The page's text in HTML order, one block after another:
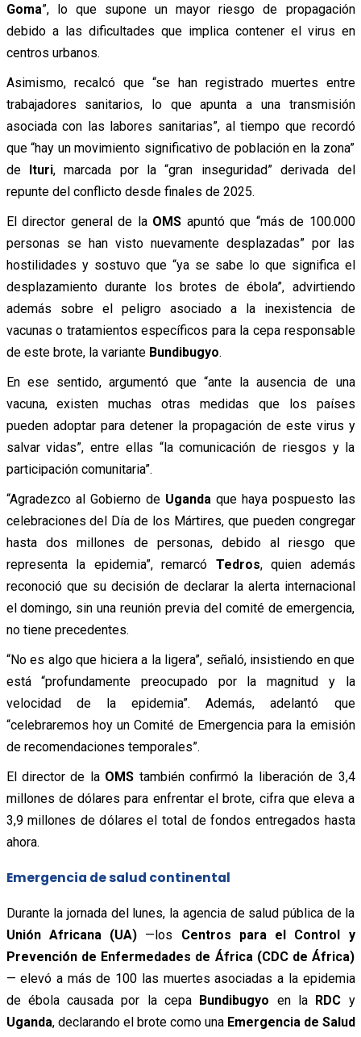
Goma”, lo que supone un mayor riesgo de propagación
debido a las dificultades que implica contener el virus en
centros urbanos.
Asimismo, recalcó que “se han registrado muertes entre
trabajadores sanitarios, lo que apunta a una transmisión
asociada con las labores sanitarias”, al tiempo que recordó
que “hay un movimiento significativo de población en la zona”
de Ituri, marcada por la “gran inseguridad” derivada del
repunte del conflicto desde finales de 2025.
El director general de la OMS apuntó que “más de 100.000
personas se han visto nuevamente desplazadas” por las
hostilidades y sostuvo que “ya se sabe lo que significa el
desplazamiento durante los brotes de ébola”, advirtiendo
además sobre el peligro asociado a la inexistencia de
vacunas o tratamientos específicos para la cepa responsable
de este brote, la variante Bundibugyo.
En ese sentido, argumentó que “ante la ausencia de una
vacuna, existen muchas otras medidas que los países
pueden adoptar para detener la propagación de este virus y
salvar vidas”, entre ellas “la comunicación de riesgos y la
participación comunitaria”.
“Agradezco al Gobierno de Uganda que haya pospuesto las
celebraciones del Día de los Mártires, que pueden congregar
hasta dos millones de personas, debido al riesgo que
representa la epidemia”, remarcó Tedros, quien además
reconoció que su decisión de declarar la alerta internacional
el domingo, sin una reunión previa del comité de emergencia,
no tiene precedentes.
“No es algo que hiciera a la ligera”, señaló, insistiendo en que
está “profundamente preocupado por la magnitud y la
velocidad de la epidemia”. Además, adelantó que
“celebraremos hoy un Comité de Emergencia para la emisión
de recomendaciones temporales”.
El director de la OMS también confirmó la liberación de 3,4
millones de dólares para enfrentar el brote, cifra que eleva a
3,9 millones de dólares el total de fondos entregados hasta
ahora.
Emergencia de salud continental
Durante la jornada del lunes, la agencia de salud pública de la
Unión Africana (UA) —los Centros para el Control y
Prevención de Enfermedades de África (CDC de África)
— elevó a más de 100 las muertes asociadas a la epidemia
de ébola causada por la cepa Bundibugyo en la RDC y
Uganda, declarando el brote como una Emergencia de Salud